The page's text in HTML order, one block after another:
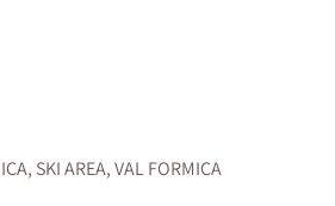
, SKI AREA,VAL FORMICA